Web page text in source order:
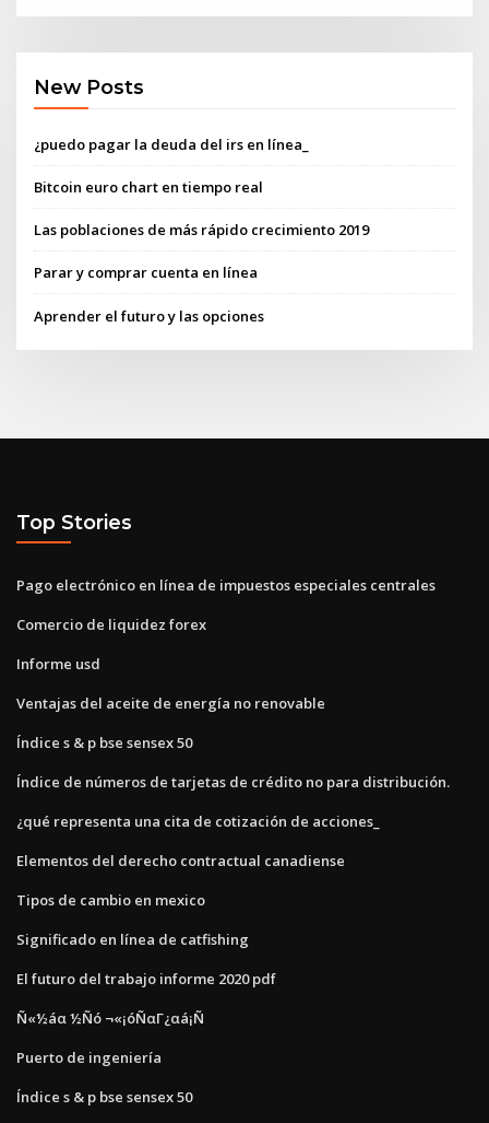
New Posts
¿puedo pagar la deuda del irs en línea_
Bitcoin euro chart en tiempo real
Las poblaciones de más rápido crecimiento 2019
Parar y comprar cuenta en línea
Aprender el futuro y las opciones
Top Stories
Pago electrónico en línea de impuestos especiales centrales
Comercio de liquidez forex
Informe usd
Ventajas del aceite de energía no renovable
Índice s & p bse sensex 50
Índice de números de tarjetas de crédito no para distribución.
¿qué representa una cita de cotización de acciones_
Elementos del derecho contractual canadiense
Tipos de cambio en mexico
Significado en línea de catfishing
El futuro del trabajo informe 2020 pdf
Ñ«½áα ½Ñó ¬«¡óÑαΓ¿αá¡Ñ
Puerto de ingeniería
Índice s & p bse sensex 50